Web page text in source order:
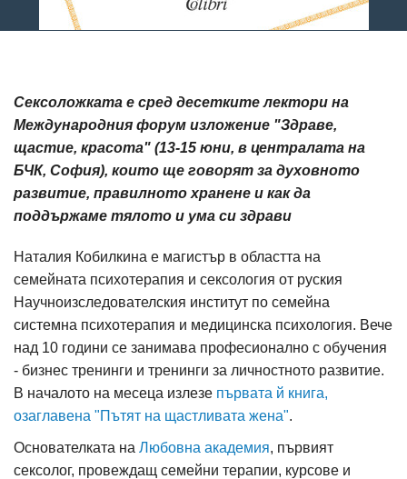
Сексоложката е сред десетките лектори на
Международния форум изложение "Здраве,
щастие, красота" (13-15 юни, в централата на
БЧК, София), които ще говорят за духовното
развитие, правилното хранене и как да
поддържаме тялото и ума си здрави
Наталия Кобилкина е магистър в областта на
семейната психотерапия и сексология от руския
Научноизследователския институт по семейна
системна психотерапия и медицинска психология. Вече
над 10 години се занимава професионално с обучения
- бизнес тренинги и тренинги за личностното развитие.
В началото на месеца излезе първата й книга,
озаглавена "Пътят на щастливата жена".
Основателката на Любовна академия, първият
сексолог, провеждащ семейни терапии, курсове и